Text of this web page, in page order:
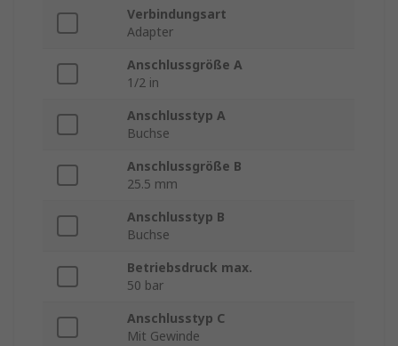
Verbindungsart
Adapter
Anschlussgröße A
1/2 in
Anschlusstyp A
Buchse
Anschlussgröße B
25.5 mm
Anschlusstyp B
Buchse
Betriebsdruck max.
50 bar
Anschlusstyp C
Mit Gewinde